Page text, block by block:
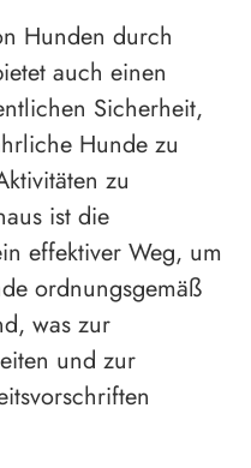
Hunden durch
auch einen
Sicherheit,
Hunde zu
zu
ist die
effektiver Weg, um
ordnungsgemäß
was zur
und zur